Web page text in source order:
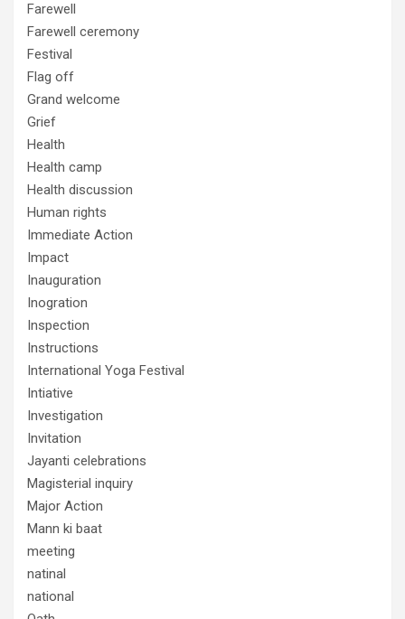
Farewell
Farewell ceremony
Festival
Flag off
Grand welcome
Grief
Health
Health camp
Health discussion
Human rights
Immediate Action
Impact
Inauguration
Inogration
Inspection
Instructions
International Yoga Festival
Intiative
Investigation
Invitation
Jayanti celebrations
Magisterial inquiry
Major Action
Mann ki baat
meeting
natinal
national